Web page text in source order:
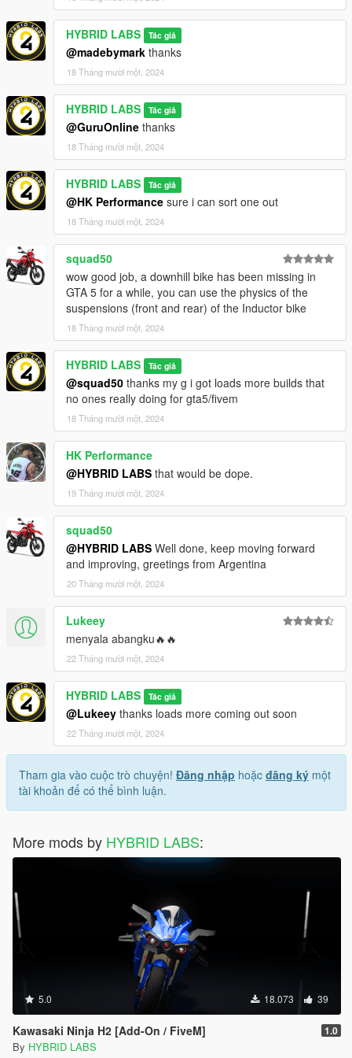
HYBRID LABS Tác giả
@madebymark thanks
18 Tháng mười một, 2024
HYBRID LABS Tác giả
@GuruOnline thanks
18 Tháng mười một, 2024
HYBRID LABS Tác giả
@HK Performance sure i can sort one out
18 Tháng mười một, 2024
squad50
wow good job, a downhill bike has been missing in
GTA 5 for a while, you can use the physics of the
suspensions (front and rear) of the Inductor bike
18 Tháng mười một, 2024
HYBRID LABS Tác giả
@squad50 thanks my g i got loads more builds that
no ones really doing for gta5/fivem
18 Tháng mười một, 2024
HK Performance
@HYBRID LABS that would be dope.
19 Tháng mười một, 2024
squad50
@HYBRID LABS Well done, keep moving forward
and improving, greetings from Argentina
20 Tháng mười một, 2024
Lukeey
menyala abangku🔥🔥
22 Tháng mười một, 2024
HYBRID LABS Tác giả
@Lukeey thanks loads more coming out soon
22 Tháng mười một, 2024
Tham gia vào cuộc trò chuyện! Đăng nhập hoặc đăng ký một
tài khoản để có thể bình luận.
More mods by HYBRID LABS:
5.0 18.073 39
Kawasaki Ninja H2 [Add-On / FiveM] 1.0
By HYBRID LABS